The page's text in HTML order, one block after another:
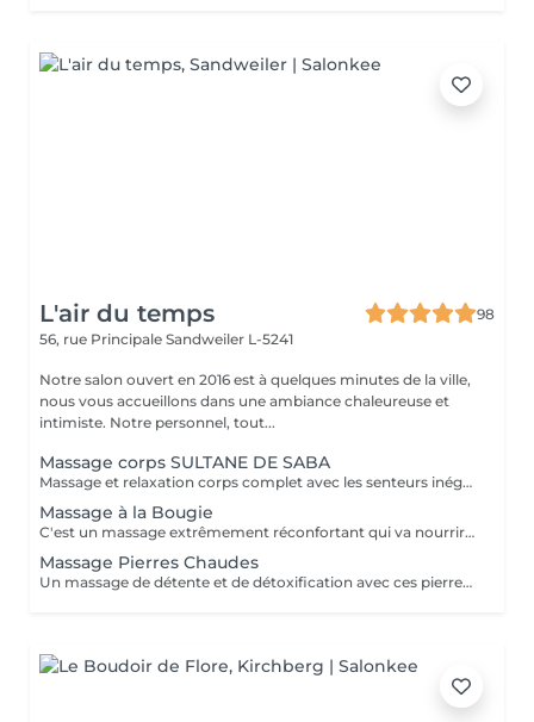
L'air du temps
98
56, rue Principale Sandweiler L-5241
Notre salon ouvert en 2016 est à quelques minutes de la ville,
nous vous accueillons dans une ambiance chaleureuse et
intimiste. Notre personnel, tout...
Massage corps SULTANE DE SABA
Massage et relaxation corps complet avec les senteurs inégalables de notre gamme artisanale et ancestrale de 'Sultane de Saba'. Pour vous faire plaisir ou pour offrir un moment de détente et bien-être.
Massage à la Bougie
C'est un massage extrêmement réconfortant qui va nourrir en même temps votre peau avec les propriétés de la bougie de massage. Vous voyagerez avec les senteurs inégalables de la gamme 'Sultane de Saba' . Idéalement à faire durant les mois d'hiver.
Massage Pierres Chaudes
Un massage de détente et de détoxification avec ces pierres chaudes de basalte qui vont détendre vos muscles et vous donneront une sensation de bien-être. Eviter de le faire en été car sensation de chaleur assez intense.